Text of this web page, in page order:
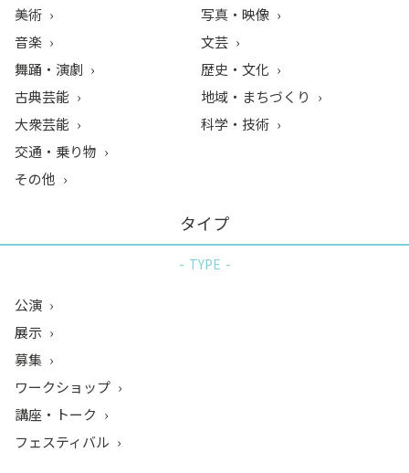
美術
音楽
舞踊・演劇
古典芸能
大衆芸能
写真・映像
文芸
歴史・文化
地域・まちづくり
科学・技術
交通・乗り物
その他
タイプ
TYPE
公演
展示
募集
ワークショップ
講座・トーク
フェスティバル